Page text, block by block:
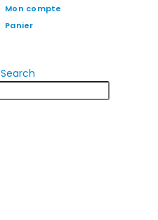
Mon compte
Panier
Search